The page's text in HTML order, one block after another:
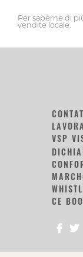
Per saperne di
vendite locale.
VSP
CE